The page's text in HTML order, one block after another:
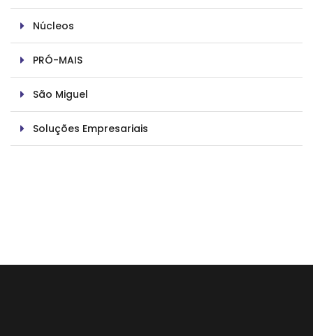
Núcleos
PRÓ-MAIS
São Miguel
Soluções Empresariais